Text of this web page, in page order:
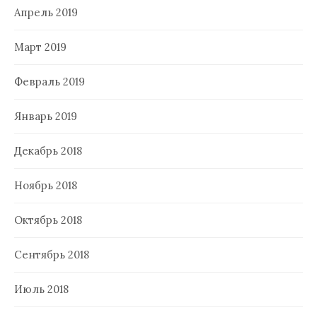
Апрель 2019
Март 2019
Февраль 2019
Январь 2019
Декабрь 2018
Ноябрь 2018
Октябрь 2018
Сентябрь 2018
Июль 2018